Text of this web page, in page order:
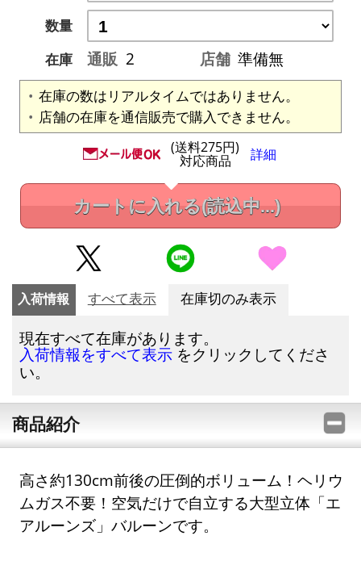
数量
在庫
通販 2 店舗 準備無
在庫の数はリアルタイムではありません。
店舗の在庫を通信販売で購入できません。
(送料275円)
対応商品 詳細
カートに入れる(読込中...)
入荷情報 すべて表示 在庫切のみ表示
現在すべて在庫があります。
入荷情報をすべて表示 をクリックしてくださ
い。
商品紹介
高さ約130cm前後の圧倒的ボリューム！ヘリウ
ムガス不要！空気だけで自立する大型立体「エ
アルーンズ」バルーンです。